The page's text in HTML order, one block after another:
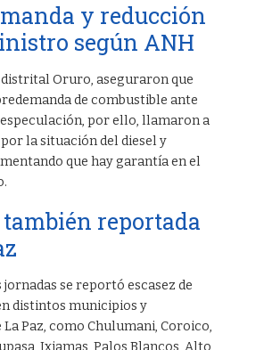
y reducción
según ANH
distrital Oruro, aseguraron que
de combustible ante
por ello, llamaron a
la situación del diesel y
que hay garantía en el
también reportada
se reportó escasez de
distintos municipios y
La Paz, como Chulumani, Coroico,
Ixiamas, Palos Blancos, Alto